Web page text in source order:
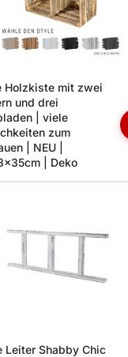
Holzkiste mit zwei
und drei
| viele
zum
| NEU |
| Deko
Leiter Shabby Chic